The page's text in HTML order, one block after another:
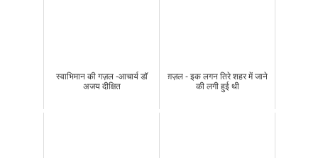
स्वाभिमान की गज़ल -आचार्य डॉ
अजय दीक्षित
ग़ज़ल - इक लगन तिरे शहर में जाने
की लगी हुई थी